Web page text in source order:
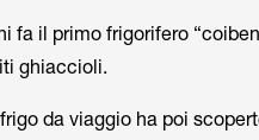
fa il primo frigorifero
ghiaccioli.
da viaggio ha poi